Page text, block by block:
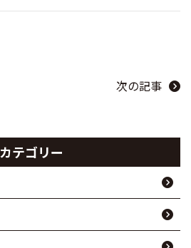
次の記事
カテゴリー